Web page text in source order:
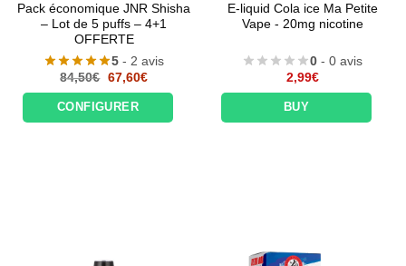
Pack économique JNR Shisha
– Lot de 5 puffs – 4+1
OFFERTE
5 - 2 avis
84,50€ Le
initial
était :
84,50€.
67,60€Le
actuel
67,60€.
CONFIGURER
E-liquid Cola ice Ma Petite
Vape - 20mg nicotine
0 - 0 avis
2,99€
BUY